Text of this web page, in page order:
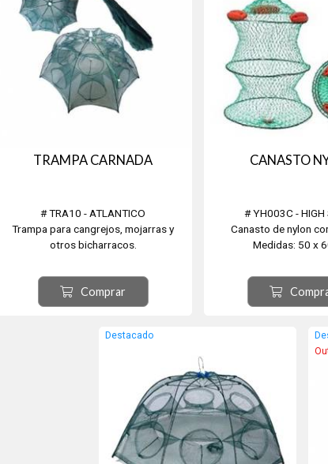
TRAMPA CARNADA
# TRA10 - ATLANTICO
Trampa para cangrejos, mojarras y
otros bicharracos.
Carnada Asegurada.
Comprar
CANASTO
# YH003C - HIGH
Canasto de nylon
Medidas: 50 x
Destacado